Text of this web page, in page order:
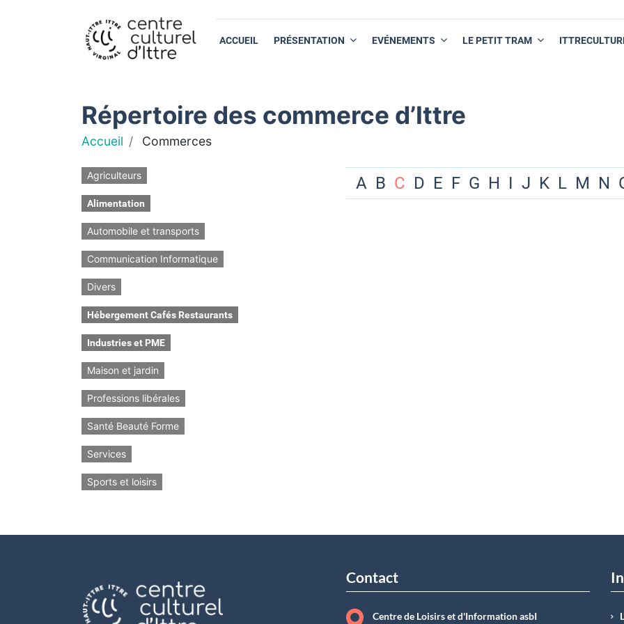
ACCUEIL PRÉSENTATION EVÉNEMENTS LE PETIT TRAM
Répertoire des commerce d’Ittre
Accueil Commerces
Agriculteurs
Alimentation
Automobile et transports
Communication Informatique
Divers
Hébergement Cafés Restaurants
Industries et PME
Maison et jardin
Professions libérales
Santé Beauté Forme
Services
Sports et loisirs
A B C D E F G H I J K L M N
Contact
Centre de Loisirs et d'Information asbI